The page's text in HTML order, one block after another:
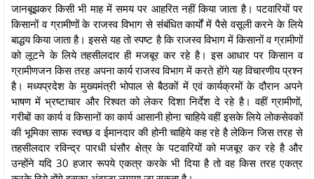
जानबूझकर किसी भी माह में समय पर आहरित नहीं किया जाता है। पटवारियों पर
किसानों व ग्रामीणों के राजस्व विभाग से संबंधित कार्यों में पैसे वसूली करने के लिये
बाद्धय किया जाता है। इससे यह तो स्पष्ट है कि राजस्व विभाग में किसानों व ग्रामीणों
को लूटने के लिये तहसीलदार ही मजबूर कर रहे है। इस आधार पर किसान व
ग्रामीणजन किस तरह अपना कार्य राजस्व विभाग में करते होंगे यह विचारणीय प्रश्न
है। मध्यप्रदेश के मुख्यमंत्री भोपाल से बैठकों में एवं कार्यक्रमों के दौरान अपने
भाषण में भ्रष्टाचार और रिश्वत को लेकर दिशा निर्देश दे रहे है। वहीं ग्रामीणों,
गरीबों का कार्य व किसानों का कार्य आसानी होना चाहिये वहीं इसके लिये लोकसेवकों
की भूमिका साफ स्वच्छ व ईमानदार की होनी चाहिये कह रहे है लेकिन जिस तरह से
तहसीलदार रविन्द्र पारधी घंसौर क्षेत्र के पटवारियों को मजबूर कर रहे है और
उन्होंने यदि 30 हजार रूपये एकत्र करके भी दिया है तो वह किस तरह एकत्र